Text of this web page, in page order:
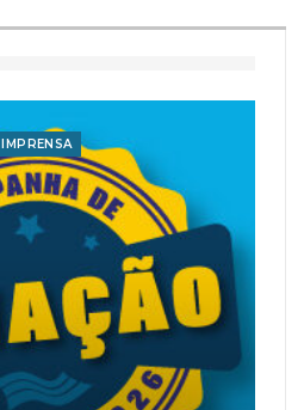
IMPRENSA